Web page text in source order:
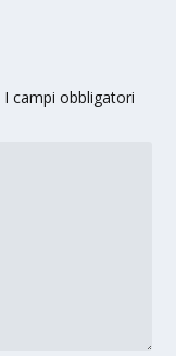
I campi obbligatori